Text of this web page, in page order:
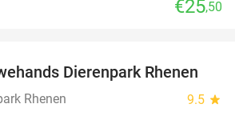
€25,50
19%
Dierenpark Rhenen
Rhenen 9.5 star